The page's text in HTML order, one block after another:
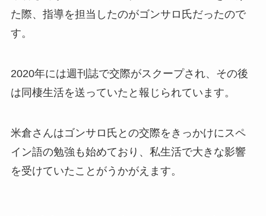
た際、指導を担当したのがゴンサロ氏だったので
す。
2020年には週刊誌で交際がスクープされ、その後
は同棲生活を送っていたと報じられています。
米倉さんはゴンサロ氏との交際をきっかけにスペ
イン語の勉強も始めており、私生活で大きな影響
を受けていたことがうかがえます。